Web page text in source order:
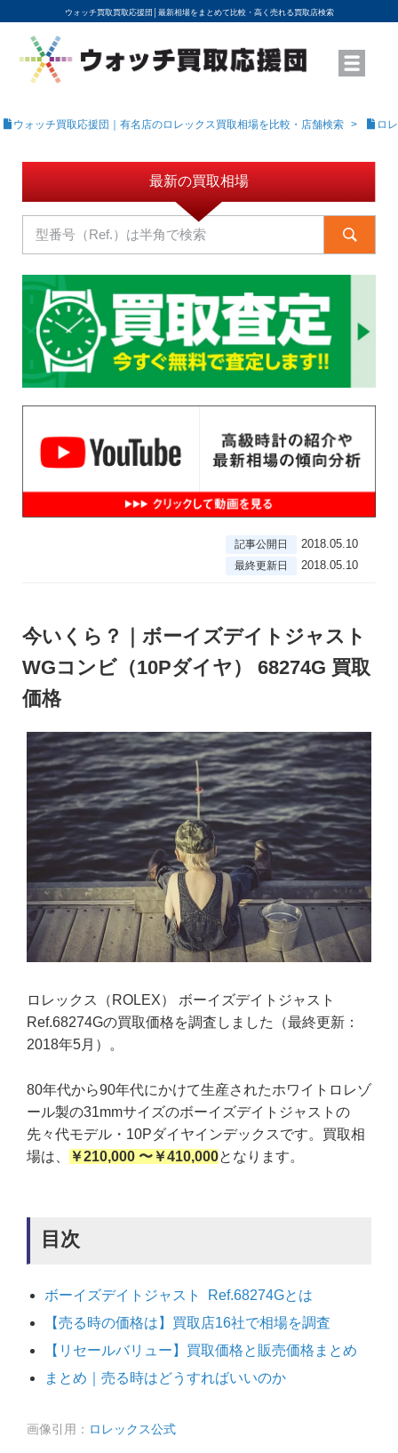
ウォッチ買取買取応援団│ 最新相場をまとめて比較・高く売れる買取店検索
YouTubeで動画を公開中
ROLEXモデル名から買取相場を調べる
高級時計ブランド名から買取相場を調べる
地域から買取店を探す
店舗名から買取店を探す
ブランド時計を高く売る方法
買取査定を依頼する
ウォッチ買取応援団｜有名店のロレックス買取相場を比較・店舗検索 ロ
最新の買取相場
記事公開日 2018.05.10
最終更新日 2018.05.10
今いくら？｜ボーイズデイトジャスト
WGコンビ（10Pダイヤ） 68274G 買取
価格
ロレックス（ROLEX） ボーイズデイトジャスト
Ref.68274Gの買取価格を調査しました（最終更新：
2018年5月）。
80年代から90年代にかけて生産されたホワイトロレゾ
ール製の31mmサイズのボーイズデイトジャストの
先々代モデル・10Pダイヤインデックスです。買取相
場は、
￥210,000 〜￥410,000となります。
目次
ボーイズデイトジャスト Ref.68274Gとは
【売る時の価格は】買取店16社で相場を調査
【リセールバリュー】買取価格と販売価格まとめ
まとめ｜売る時はどうすればいいのか
画像引用： ロレックス公式